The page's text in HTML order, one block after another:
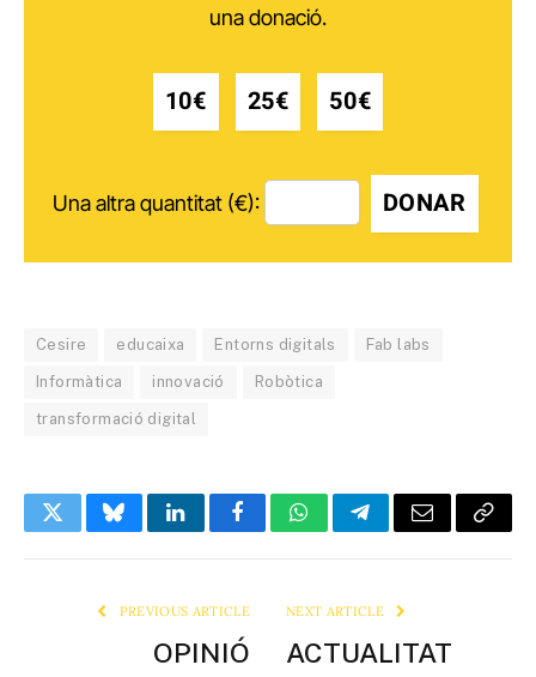
una donació.
10€ 25€ 50€
Una altra quantitat (€): DONAR
Cesire educaixa Entorns digitals Fab labs
Informàtica innovació Robòtica
transformació digital
TwitterBlueskyLinkedInFacebookWhatsAppTelegramEmail Copy
PREVIOUS ARTICLE
OPINIÓ
NEXT ARTICLE
ACTUALITAT